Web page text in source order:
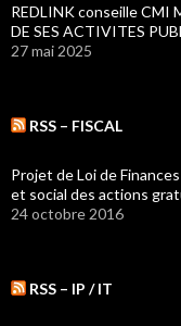
REDLINK conseille CMI
DE SES ACTIVITES
27 mai 2025
RSS – FISCAL
Projet de Loi de
et social des actions
24 octobre 2016
RSS – IP / IT